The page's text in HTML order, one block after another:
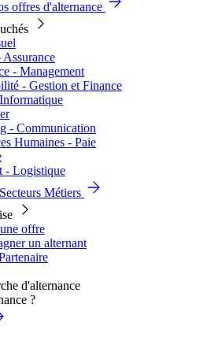
offres d'alternance
- Management
- Gestion et Finance
- Communication
Humaines - Paie
- Logistique
Métiers
offre
un alternant
?